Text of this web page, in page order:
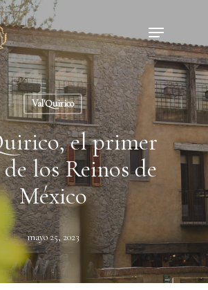
Menu
Val'Quirico
el primer
los Reinos de
México
mayo 25, 2023